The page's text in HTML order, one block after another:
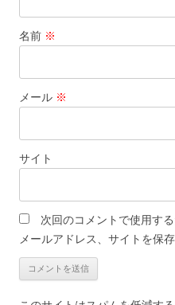
名前 ※
メール ※
サイト
次回のコメントで使用す
メールアドレス、サイトを保存